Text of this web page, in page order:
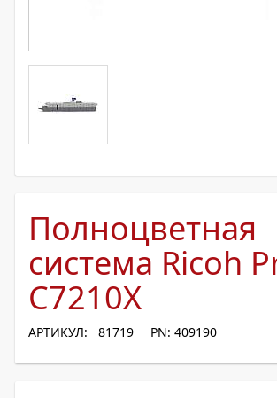
Полноцветная
система Ricoh
C7210X
АРТИКУЛ: 81719 PN: 409190